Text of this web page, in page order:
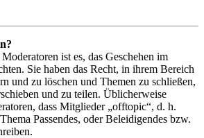
ist es, das Geschehen im
Sie haben das Recht, in ihrem Bereich
und zu löschen und Themen zu schließen,
und zu teilen. Üblicherweise
dass Mitglieder „offtopic“, d. h.
Passendes, oder Beleidigendes bzw.